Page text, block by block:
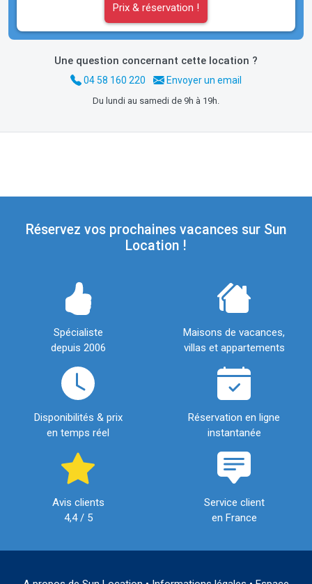
Prix & réservation !
Une question concernant cette location ?
04 58 160 220 Envoyer un email
Du lundi au samedi de 9h à 19h.
Réservez vos prochaines vacances sur Sun
Location !
Spécialiste
depuis 2006
Maisons de vacances,
villas et appartements
Disponibilités & prix
en temps réel
Réservation en ligne
instantanée
Avis clients
4,4 / 5
Service client
en France